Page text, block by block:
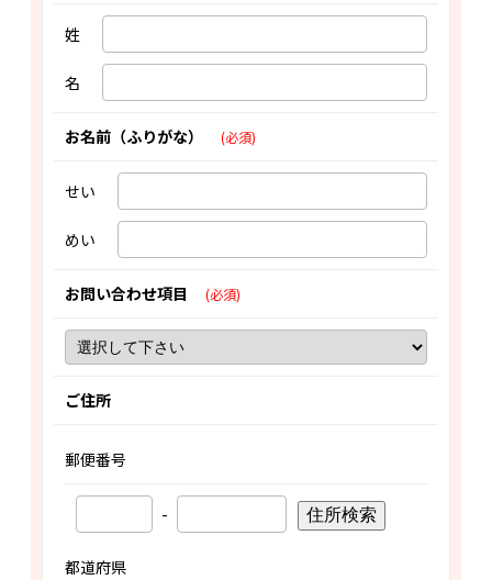
姓
名
お名前（ふりがな） (必須)
せい
めい
お問い合わせ項目 (必須)
ご住所
郵便番号
- 住所検索
都道府県